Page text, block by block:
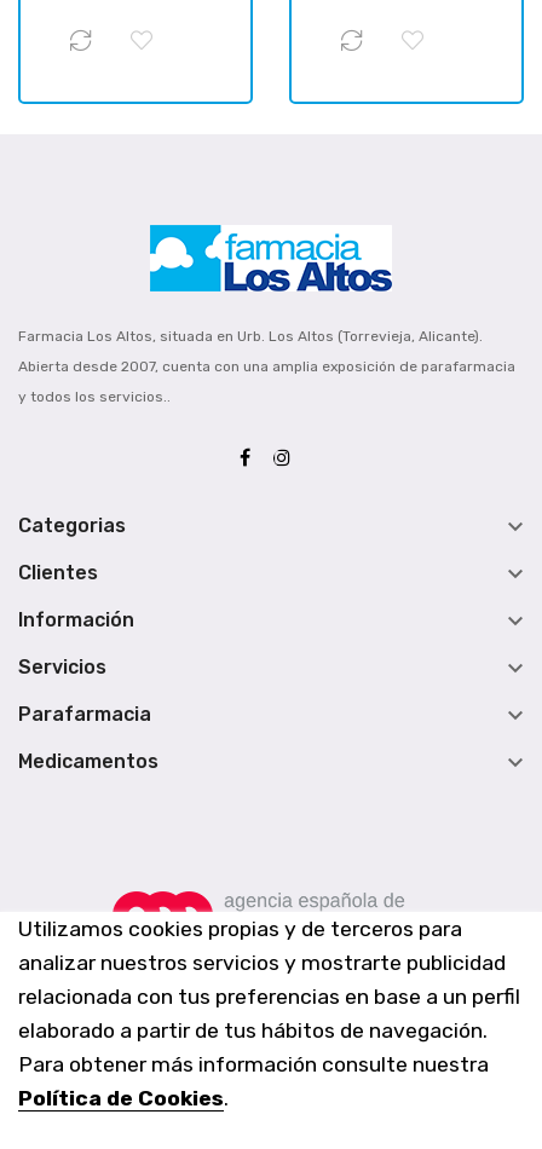
Utilizamos cookies propias y de terceros para
analizar nuestros servicios y mostrarte publicidad
relacionada con tus preferencias en base a un perfil
elaborado a partir de tus hábitos de navegación.
Para obtener más información consulte nuestra
Política de Cookies.
Farmacia Los Altos, situada en Urb. Los Altos (Torrevieja, Alicante).
Abierta desde 2007, cuenta con una amplia exposición de parafarmacia
y todos los servicios..
Categorias 
Clientes 
Información 
Servicios 
Parafarmacia 
Medicamentos 